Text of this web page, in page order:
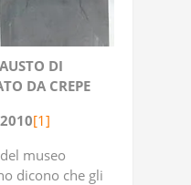
DI
DA CREPE
2010[1]
museo
dicono che gli